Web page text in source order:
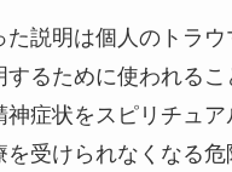
た説明は個人のトラウ
するために使われるこ
神症状をスピリチュ
受けられなくなる危